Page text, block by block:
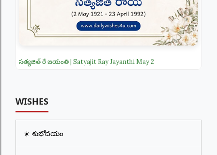
సత్యజిత్ రే జయంతి | Satyajit Ray Jayanthi May 2
WISHES
☀️ శుభోదయం